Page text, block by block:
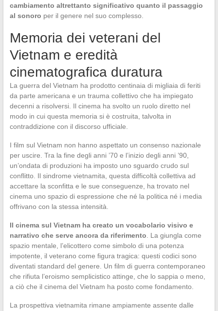
cambiamento altrettanto significativo quanto il passaggio
al sonoro per il genere nel suo complesso.
Memoria dei veterani del
Vietnam e eredità
cinematografica duratura
La guerra del Vietnam ha prodotto centinaia di migliaia di feriti
da parte americana e un trauma collettivo che ha impiegato
decenni a risolversi. Il cinema ha svolto un ruolo diretto nel
modo in cui questa memoria si è costruita, talvolta in
contraddizione con il discorso ufficiale.
I film sul Vietnam non hanno aspettato un consenso nazionale
per uscire. Tra la fine degli anni ’70 e l’inizio degli anni ’90,
un’ondata di produzioni ha imposto uno sguardo crudo sul
conflitto. Il sindrome vietnamita, questa difficoltà collettiva ad
accettare la sconfitta e le sue conseguenze, ha trovato nel
cinema uno spazio di espressione che né la politica né i media
offrivano con la stessa intensità.
Il cinema sul Vietnam ha creato un vocabolario visivo e
narrativo che serve ancora da riferimento. La giungla come
spazio mentale, l’elicottero come simbolo di una potenza
impotente, il veterano come figura tragica: questi codici sono
diventati standard del genere. Un film di guerra contemporaneo
che rifiuta l’eroismo semplicistico attinge, che lo sappia o meno,
a ciò che il cinema del Vietnam ha posto come fondamento.
La prospettiva vietnamita rimane ampiamente assente dalle